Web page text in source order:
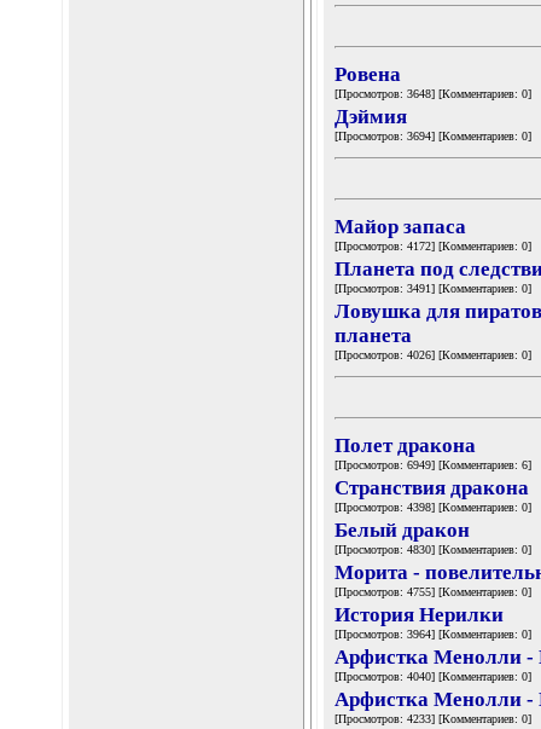
Ровена
[Просмотров: 3648] [Комментариев: 0]
Дэймия
[Просмотров: 3694] [Комментариев: 0]
Майор запаса
[Просмотров: 4172] [Комментариев: 0]
Планета под
[Просмотров: 3491] [Комментариев: 0]
Ловушка для
планета
[Просмотров: 4026] [Комментариев: 0]
Полет дракона
[Просмотров: 6949] [Комментариев: 6]
Странствия дракона
[Просмотров: 4398] [Комментариев: 0]
Белый дракон
[Просмотров: 4830] [Комментариев: 0]
Морита -
[Просмотров: 4755] [Комментариев: 0]
История Нерилки
[Просмотров: 3964] [Комментариев: 0]
Арфистка Менолли -
[Просмотров: 4040] [Комментариев: 0]
Арфистка Менолли -
[Просмотров: 4233] [Комментариев: 0]